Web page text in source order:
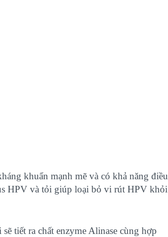
khuẩn mạnh mẽ và có khả năng điều
HPV và tỏi giúp loại bỏ vi rút HPV khỏi
tiết ra chất enzyme Alinase cùng hợp